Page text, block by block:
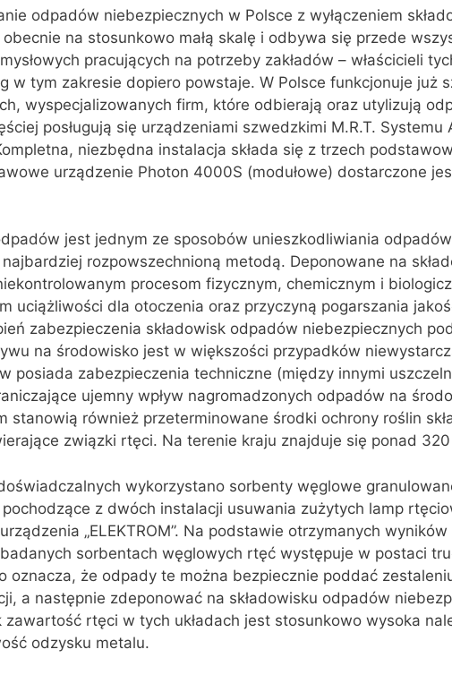
odpadów niebezpiecznych w Polsce z wyłączeniem
na stosunkowo małą skalę i odbywa się przede
pracujących na potrzeby zakładów – właścicieli
w tym zakresie dopiero powstaje. W Polsce funkcjonuje już
wyspecjalizowanych firm, które odbierają oraz utylizują
posługują się urządzeniami szwedzkimi M.R.T. Systemu
niezbędna instalacja składa się z trzech
urządzenie Photon 4000S (modułowe) dostarczone
jest jednym ze sposobów unieszkodliwiania
rozpowszechnioną metodą. Deponowane na
procesom fizycznym, chemicznym i
uciążliwości dla otoczenia oraz przyczyną pogarszania
zabezpieczenia składowisk odpadów niebezpiecznych
na środowisko jest w większości przypadków
posiada zabezpieczenia techniczne (między innymi
ujemny wpływ nagromadzonych odpadów na
stanowią również przeterminowane środki ochrony roślin
związki rtęci. Na terenie kraju znajduje się ponad
wykorzystano sorbenty węglowe
z dwóch instalacji usuwania zużytych lamp
„ELEKTROM”. Na podstawie otrzymanych wyników
sorbentach węglowych rtęć występuje w postaci
oznacza, że odpady te można bezpiecznie poddać
a następnie zdeponować na składowisku odpadów
zawartość rtęci w tych układach jest stosunkowo wysoka
odzysku metalu.